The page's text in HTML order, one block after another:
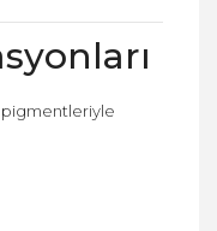
pigmentleriyle